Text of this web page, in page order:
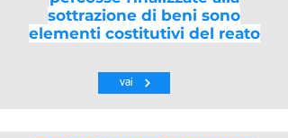
sottrazione di beni sono
elementi costitutivi del reato
vai